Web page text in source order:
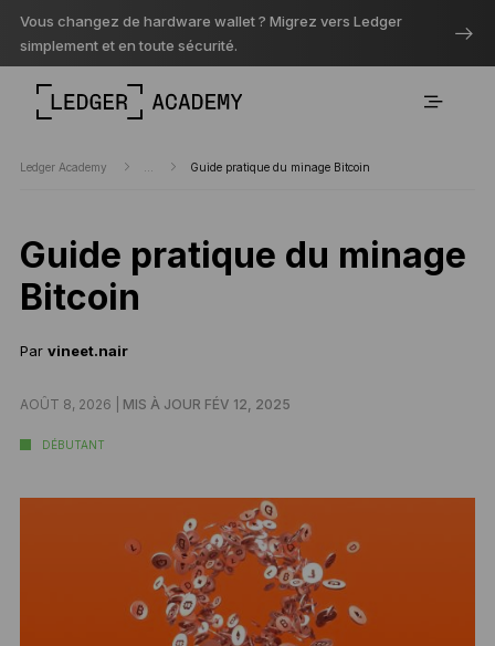
Vous changez de hardware wallet ? Migrez vers Ledger
simplement et en toute sécurité.
Ledger Academy Guide pratique du minage Bitcoin
Guide pratique du minage
Bitcoin
Par vineet.nair
AOÛT 8, 2026 | MIS À JOUR FÉV 12, 2025
DÉBUTANT